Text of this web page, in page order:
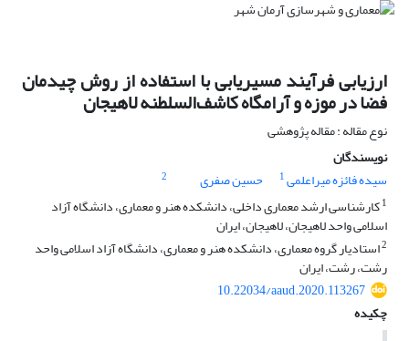
ارزیابی فرآیند مسیریابی با استفاده از روش چیدمان
فضا در موزه و آرامگاه کاشف‌السلطنه لاهیجان
نوع مقاله : مقاله پژوهشی
نویسندگان
سیده فائزه میراعلمی1 حسین صفری
2
1کارشناسی ارشد معماری داخلی، دانشکده هنر و معماری، دانشگاه آزاد
اسلامی واحد لاهیجان، لاهیجان، ایران
2استادیار گروه معماری، دانشکده هنر و معماری، دانشگاه آزاد اسلامی واحد
رشت، رشت، ایران
10.22034/aaud.2020.113267
چکیده